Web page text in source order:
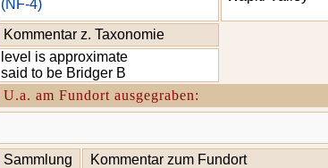
(NF-4)
Kommentar z. Taxonomie
level is approximate
said to be Bridger B
U.a. am Fundort ausgegraben:
Sammlung Kommentar zum Fundort